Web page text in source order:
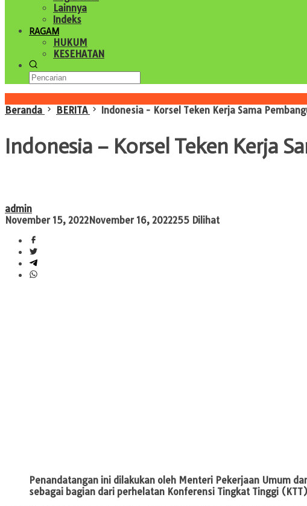
Lainnya
Indeks
RAGAM
HUKUM
KESEHATAN
Beranda
BERITA Indonesia - Korsel Teken Kerja Sama
Indonesia – Korsel Teken Kerja
admin
November 15, 2022November 16, 2022255 Dilihat
Penandatangan ini dilakukan oleh Menteri Pekerjaan Umum
sebagai bagian dari perhelatan Konferensi Tingkat Tinggi